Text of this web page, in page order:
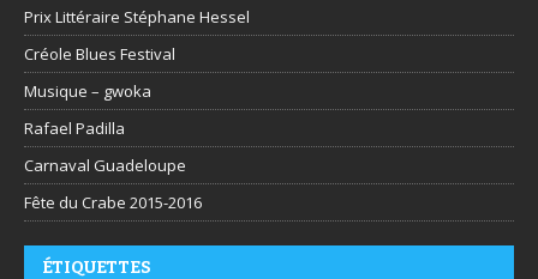
Prix Littéraire Stéphane Hessel
Créole Blues Festival
Musique – gwoka
Rafael Padilla
Carnaval Guadeloupe
Fête du Crabe 2015-2016
ÉTIQUETTES